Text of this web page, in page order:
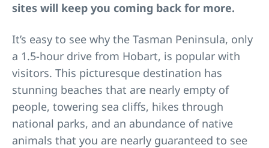
sites will keep you coming back for more.
It’s easy to see why the Tasman Peninsula, only
a 1.5-hour drive from Hobart, is popular with
visitors. This picturesque destination has
stunning beaches that are nearly empty of
people, towering sea cliffs, hikes through
national parks, and an abundance of native
animals that you are nearly guaranteed to see